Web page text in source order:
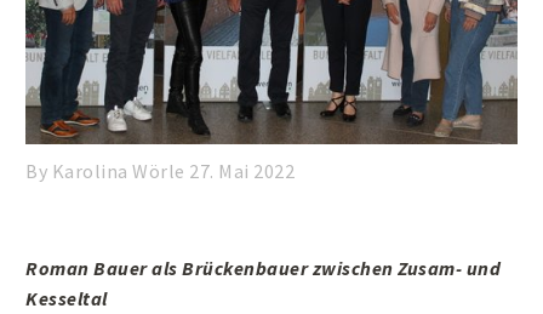
By Karolina Wörle 27. Mai 2022
Roman Bauer als Brückenbauer zwischen Zusam- und
Kesseltal